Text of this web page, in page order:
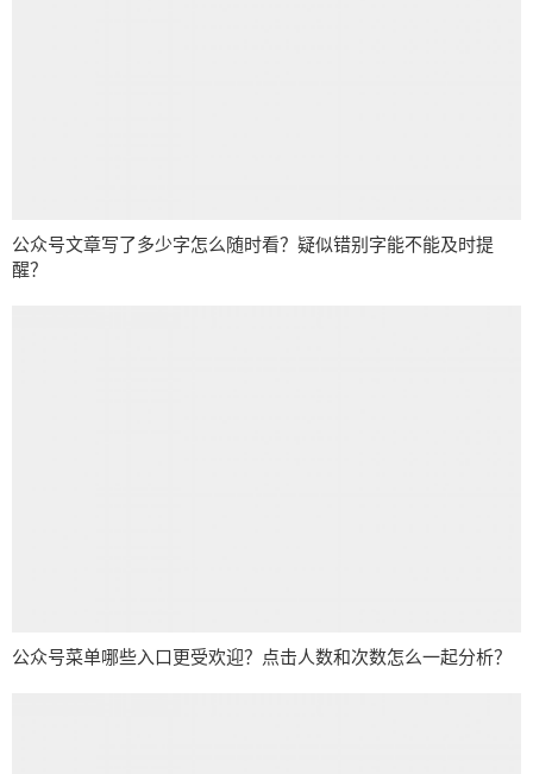
公众号文章写了多少字怎么随时看？疑似错别字能不能及时提
醒？
公众号菜单哪些入口更受欢迎？点击人数和次数怎么一起分析？